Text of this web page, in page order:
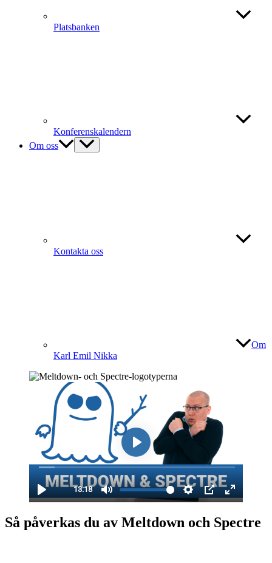
Platsbanken
Konferenskalendern
Om oss
Kontakta oss
Om
Karl Emil Nikka
Så påverkas du av Meltdown och Spectre